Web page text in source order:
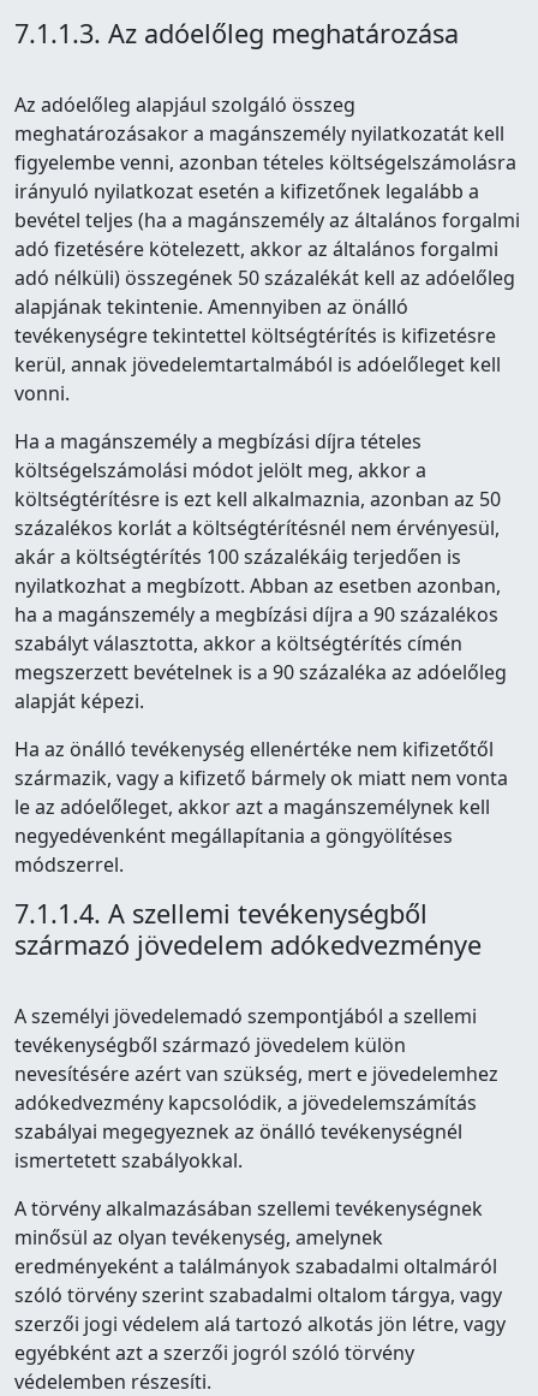
7.1.1.3. Az adóelőleg meghatározása
Az adóelőleg alapjául szolgáló összeg
meghatározásakor a magánszemély nyilatkozatát kell
figyelembe venni, azonban tételes költségelszámolásra
irányuló nyilatkozat esetén a kifizetőnek legalább a
bevétel teljes (ha a magánszemély az általános forgalmi
adó fizetésére kötelezett, akkor az általános forgalmi
adó nélküli) összegének 50 százalékát kell az adóelőleg
alapjának tekintenie. Amennyiben az önálló
tevékenységre tekintettel költségtérítés is kifizetésre
kerül, annak jövedelemtartalmából is adóelőleget kell
vonni.
Ha a magánszemély a megbízási díjra tételes
költségelszámolási módot jelölt meg, akkor a
költségtérítésre is ezt kell alkalmaznia, azonban az 50
százalékos korlát a költségtérítésnél nem érvényesül,
akár a költségtérítés 100 százalékáig terjedően is
nyilatkozhat a megbízott. Abban az esetben azonban,
ha a magánszemély a megbízási díjra a 90 százalékos
szabályt választotta, akkor a költségtérítés címén
megszerzett bevételnek is a 90 százaléka az adóelőleg
alapját képezi.
Ha az önálló tevékenység ellenértéke nem kifizetőtől
származik, vagy a kifizető bármely ok miatt nem vonta
le az adóelőleget, akkor azt a magánszemélynek kell
negyedévenként megállapítania a göngyölítéses
módszerrel.
7.1.1.4. A szellemi tevékenységből
származó jövedelem adókedvezménye
A személyi jövedelemadó szempontjából a szellemi
tevékenységből származó jövedelem külön
nevesítésére azért van szükség, mert e jövedelemhez
adókedvezmény kapcsolódik, a jövedelemszámítás
szabályai megegyeznek az önálló tevékenységnél
ismertetett szabályokkal.
A törvény alkalmazásában szellemi tevékenységnek
minősül az olyan tevékenység, amelynek
eredményeként a találmányok szabadalmi oltalmáról
szóló törvény szerint szabadalmi oltalom tárgya, vagy
szerzői jogi védelem alá tartozó alkotás jön létre, vagy
egyébként azt a szerzői jogról szóló törvény
védelemben részesíti.